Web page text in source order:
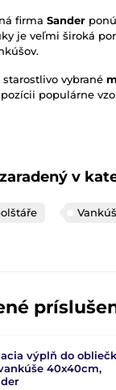
firma Sander
je veľmi široká
vybrané
populárne
v
výplň do
40x40cm,